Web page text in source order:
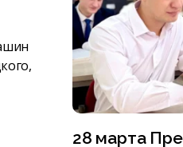
28 марта